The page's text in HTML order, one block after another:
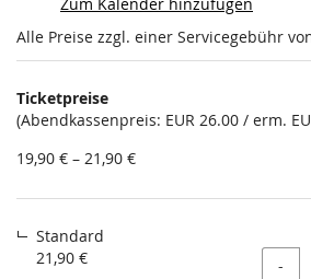
Alle Preise zzgl. einer Servicegebühr
Produkte
Unkategorisierte
Produkte
Ticketpreise
(Abendkassenpreis: EUR 26.00 / erm.
von
bis
19,90 € – 21,90 €
Standard
21,90 €
-